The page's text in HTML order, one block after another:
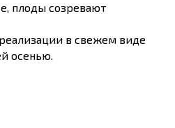
плоды созревают
в свежем виде
осенью.